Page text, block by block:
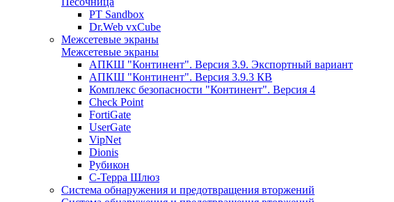
PT Sandbox
Dr.Web vxCube
Межсетевые экраны
Межсетевые экраны
АПКШ "Континент". Версия 3.9. Экспортный вариант
АПКШ "Континент". Версия 3.9.3 КВ
Комплекс безопасности "Континент". Версия 4
Check Point
FortiGate
UserGate
VipNet
Dionis
Рубикон
С-Терра Шлюз
Система обнаружения и предотвращения вторжений